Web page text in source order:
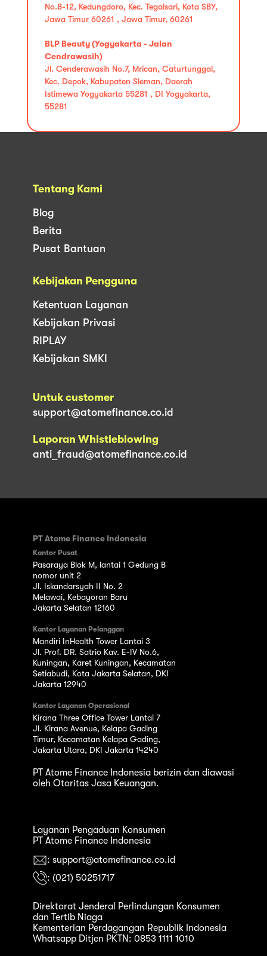
No.8-12, Kedungdoro, Kec. Tegalsari, Kota SBY,
Jawa Timur 60261 , Jawa Timur, 60261
BLP Beauty (Yogyakarta - Jalan
Cendrawasih)
Jl. Cenderawasih No.7, Mrican, Caturtunggal,
Kec. Depok, Kabupaten Sleman, Daerah
Istimewa Yogyakarta 55281 , DI Yogyakarta,
55281
Tentang Kami
Blog
Berita
Pusat Bantuan
Kebijakan Pengguna
Ketentuan Layanan
Kebijakan Privasi
RIPLAY
Kebijakan SMKI
Untuk customer
support@atomefinance.co.id
Laporan Whistleblowing
anti_fraud@atomefinance.co.id
PT Atome Finance Indonesia
Kantor Pusat
Pasaraya Blok M, lantai 1 Gedung B
nomor unit 2
Jl. Iskandarsyah II No. 2
Melawai, Kebayoran Baru
Jakarta Selatan 12160
Kantor Layanan Pelanggan
Mandiri InHealth Tower Lantai 3
Jl. Prof. DR. Satrio Kav. E-IV No.6,
Kuningan, Karet Kuningan, Kecamatan
Setiabudi, Kota Jakarta Selatan, DKI
Jakarta 12940
Kantor Layanan Operasional
Kirana Three Office Tower Lantai 7
Jl. Kirana Avenue, Kelapa Gading
Timur, Kecamatan Kelapa Gading,
Jakarta Utara, DKI Jakarta 14240
PT Atome Finance Indonesia berizin dan diawasi
oleh Otoritas Jasa Keuangan.
Layanan Pengaduan Konsumen
PT Atome Finance Indonesia
: support@atomefinance.co.id
: (021) 50251717
Direktorat Jenderal Perlindungan Konsumen
dan Tertib Niaga
Kementerian Perdagangan Republik Indonesia
Whatsapp Ditjen PKTN: 0853 1111 1010